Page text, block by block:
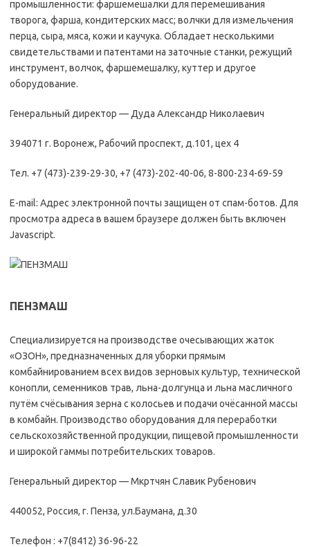
промышленности: фаршемешалки для перемешивания
творога, фарша, кондитерских масс; волчки для измельчения
перца, сыра, мяса, кожи и каучука. Обладает несколькими
свидетельствами и патентами на заточные станки, режущий
инструмент, волчок, фаршемешалку, куттер и другое
оборудование.
Генеральный директор — Дуда Александр Николаевич
394071 г. Воронеж, Рабочий проспект, д.101, цех 4
Тел. +7 (473)-239-29-30, +7 (473)-202-40-06, 8-800-234-69-59
E-mail: Адрес электронной почты защищен от спам-ботов. Для
просмотра адреса в вашем браузере должен быть включен
Javascript.
ПЕНЗМАШ
Специализируется на производстве очесывающих жаток
«ОЗОН», предназначенных для уборки прямым
комбайнированием всех видов зерновых культур, технической
конопли, семенников трав, льна-долгунца и льна масличного
путём счёсывания зерна с колосьев и подачи очёсанной массы
в комбайн. Производство оборудования для переработки
сельскохозяйственной продукции, пищевой промышленности
и широкой гаммы потребительских товаров.
Генеральный директор — Мкртчян Славик Рубенович
440052, Россия, г. Пенза, ул.Баумана, д.30
Телефон : +7(8412) 36-96-22